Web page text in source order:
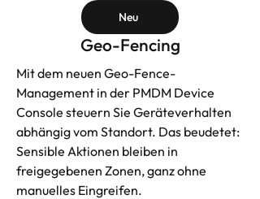
Neu
Geo-Fencing
Mit dem neuen Geo-Fence-
Management in der PMDM Device
Console steuern Sie Geräteverhalten
abhängig vom Standort. Das beudetet:
Sensible Aktionen bleiben in
freigegebenen Zonen, ganz ohne
manuelles Eingreifen.